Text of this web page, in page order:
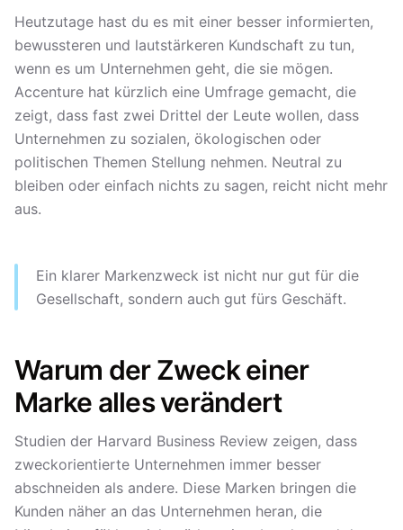
Heutzutage hast du es mit einer besser informierten,
bewussteren und lautstärkeren Kundschaft zu tun,
wenn es um Unternehmen geht, die sie mögen.
Accenture hat kürzlich eine Umfrage gemacht, die
zeigt, dass fast zwei Drittel der Leute wollen, dass
Unternehmen zu sozialen, ökologischen oder
politischen Themen Stellung nehmen. Neutral zu
bleiben oder einfach nichts zu sagen, reicht nicht mehr
aus.
Ein klarer Markenzweck ist nicht nur gut für die
Gesellschaft, sondern auch gut fürs Geschäft.
Warum der Zweck einer
Marke alles verändert
Studien der Harvard Business Review zeigen, dass
zweckorientierte Unternehmen immer besser
abschneiden als andere. Diese Marken bringen die
Kunden näher an das Unternehmen heran, die